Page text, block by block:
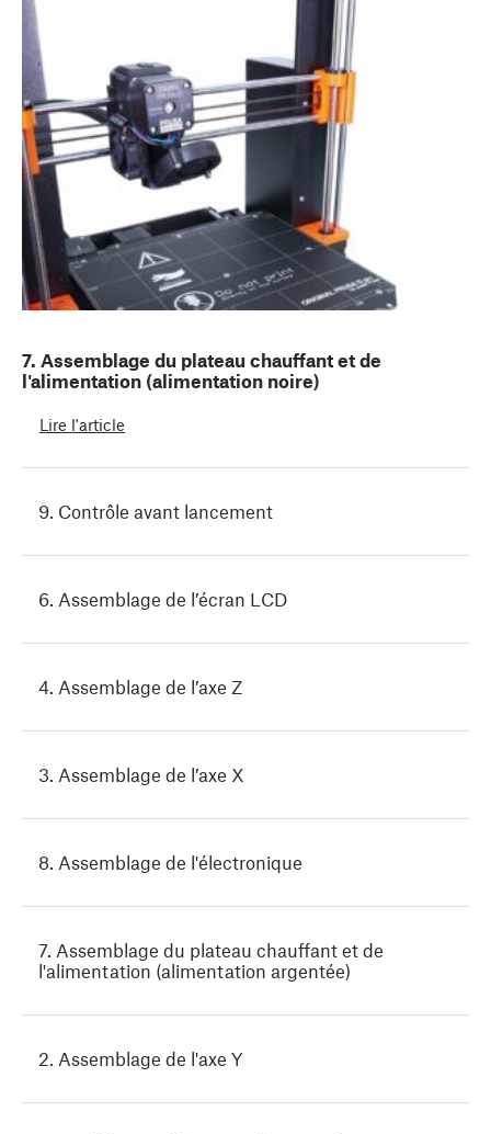
7. Assemblage du plateau chauffant et de
l'alimentation (alimentation noire)
Lire l'article
9. Contrôle avant lancement
6. Assemblage de l’écran LCD
4. Assemblage de l’axe Z
3. Assemblage de l’axe X
8. Assemblage de l'électronique
7. Assemblage du plateau chauffant et de
l'alimentation (alimentation argentée)
2. Assemblage de l'axe Y